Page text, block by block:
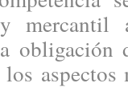
mercantil
aspectos